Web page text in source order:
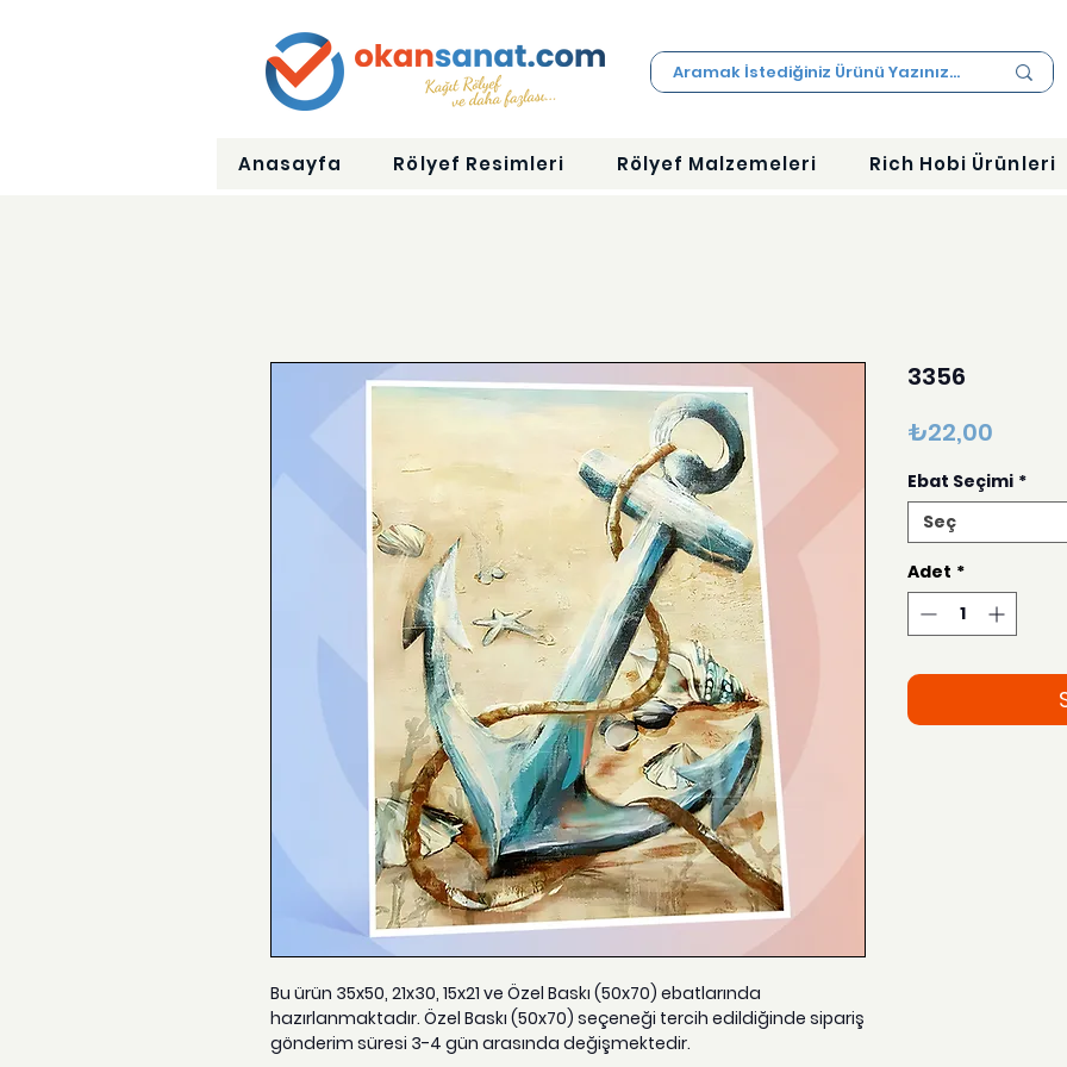
Anasayfa Rölyef Resimleri Rölyef Malzemeleri Rich Hobi Ürünleri
Bu ürün 35x50, 21x30, 15x21 ve Özel Baskı (50x70) ebatlarında
hazırlanmaktadır. Özel Baskı (50x70) seçeneği tercih edildiğinde sipariş
gönderim süresi 3-4 gün arasında değişmektedir.
3356
₺22,00
Ebat Seçimi *
Seç
Adet *